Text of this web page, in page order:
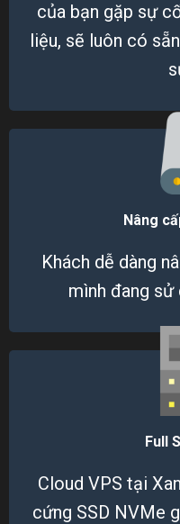
của bạn gặp sự
liệu, sẽ luôn có
Nâng
Khách dễ dàng
mình đang sử
Full
Cloud VPS tại
cứng SSD NVMe